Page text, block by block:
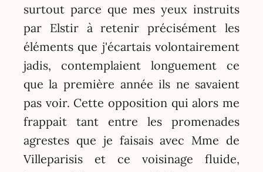
surtout parce que mes yeux instruits
par Elstir à retenir précisément les
éléments que j'écartais volontairement
jadis, contemplaient longuement ce
que la première année ils ne savaient
pas voir. Cette opposition qui alors me
frappait tant entre les promenades
agrestes que je faisais avec Mme de
Villeparisis et ce voisinage fluide,